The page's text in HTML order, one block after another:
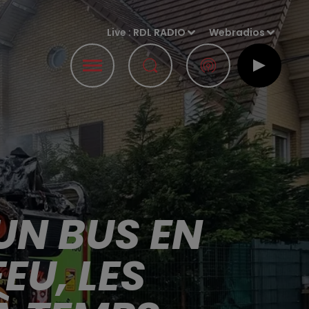
Live :RDL RADIO Webradios
BUS EN
LES